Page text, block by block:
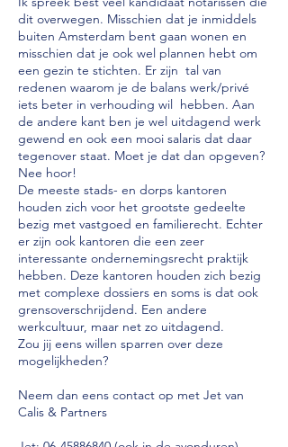
dit overwegen. Misschien dat je inmiddels
buiten Amsterdam bent gaan wonen en
misschien dat je ook wel plannen hebt om
een gezin te stichten. Er zijn tal van
redenen waarom je de balans werk/privé
iets beter in verhouding wil hebben. Aan
de andere kant ben je wel uitdagend werk
gewend en ook een mooi salaris dat daar
tegenover staat. Moet je dat dan opgeven?
Nee hoor!
De meeste stads- en dorps kantoren
houden zich voor het grootste gedeelte
bezig met vastgoed en familierecht. Echter
er zijn ook kantoren die een zeer
interessante ondernemingsrecht praktijk
hebben. Deze kantoren houden zich bezig
met complexe dossiers en soms is dat ook
grensoverschrijdend. Een andere
werkcultuur, maar net zo uitdagend.
Zou jij eens willen sparren over deze
mogelijkheden?
Neem dan eens contact op met Jet van
Calis & Partners